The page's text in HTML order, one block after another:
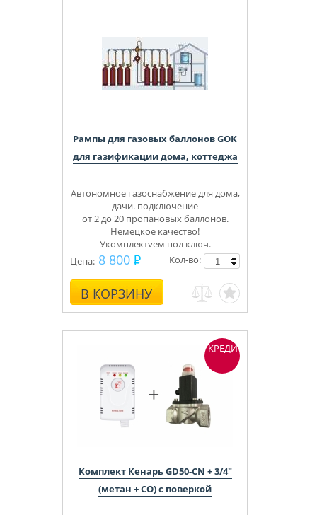
Рампы для газовых баллонов GOK
для газификации дома, коттеджа
Автономное газоснабжение для дома,
дачи. подключение
от 2 до 20 пропановых баллонов.
Немецкое качество!
Укомплектуем под ключ.
Консультации, монтаж.
Цена: 8 800
В КОРЗИНУ
Кол-во:
Комплект Кенарь GD50-CN + 3/4"
(метан + СО) с поверкой
КРЕДИТ